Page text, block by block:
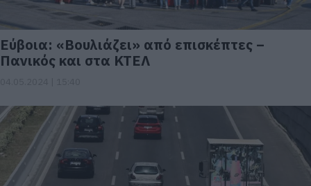
Εύβοια: «Βουλιάζει» από επισκέπτες –
Πανικός και στα ΚΤΕΛ